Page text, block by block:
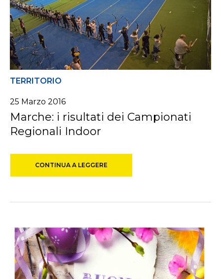
TERRITORIO
25 Marzo 2016
Marche: i risultati dei Campionati
Regionali Indoor
CONTINUA A LEGGERE